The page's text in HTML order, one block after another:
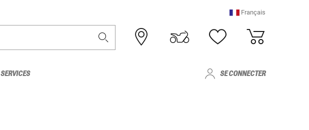
Français
SERVICES SE CONNECTER